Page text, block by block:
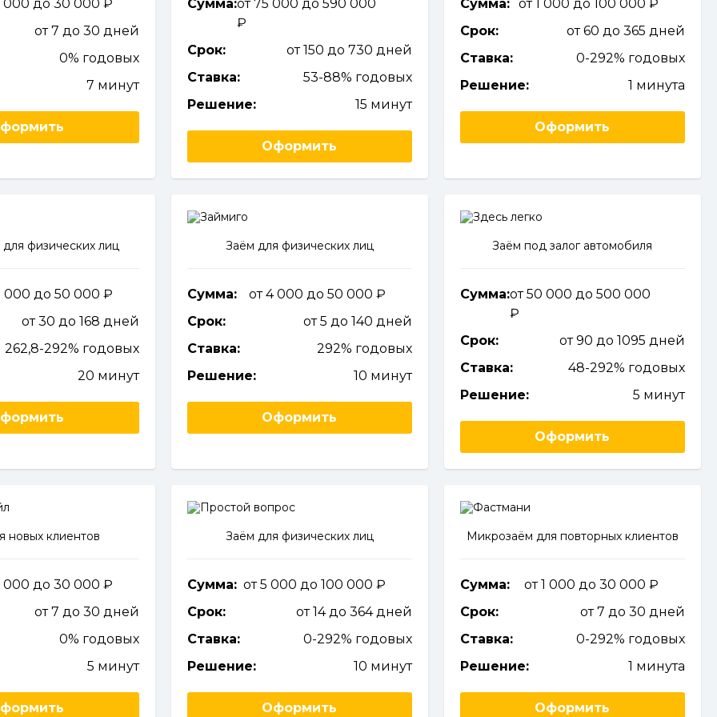
000 до 30 000
от 7 до 30 дней
0% годовых
7 минут
Сумма:от 75 000 до 590 000
Срок:
от 150 до 730 дней
Ставка:
53-88% годовых
Решение:
15 минут
Оформить
Сумма: от 1 000 до 100 000
Срок:
от 60 до 365 дней
Ставка:
0-292% годовых
Решение:
1 минута
Оформить
физических лиц
000 до 50 000
от 30 до 168 дней
262,8-292% годовых
20 минут
Заём для физических лиц
Сумма:
от 4 000 до 50 000
Срок:
от 5 до 140 дней
Ставка:
292% годовых
Решение:
10 минут
Оформить
Заём под залог автомобиля
Сумма:от 50 000 до 500 000
Срок:
от 90 до 1095 дней
Ставка:
48-292% годовых
Решение:
5 минут
Оформить
новых клиентов
000 до 30 000
от 7 до 30 дней
0% годовых
5 минут
Заём для физических лиц
Сумма: от 5 000 до 100 000
Срок:
от 14 до 364 дней
Ставка:
0-292% годовых
Решение:
10 минут
Оформить
Микрозаём для повторных клиентов
Сумма:
от 1 000 до 30 000
Срок:
от 7 до 30 дней
Ставка:
0-292% годовых
Решение:
1 минута
Оформить